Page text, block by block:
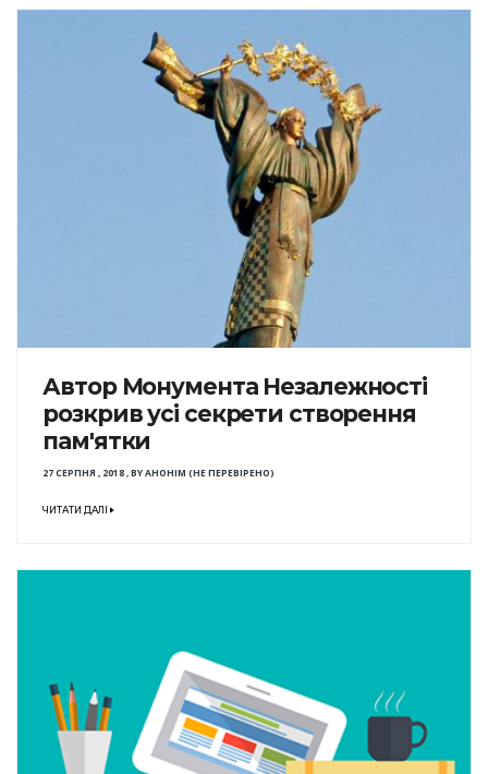
Автор Монумента Незалежності
розкрив усі секрети створення
пам'ятки
27 СЕРПНЯ , 2018,BYАНОНІМ (НЕ ПЕРЕВІРЕНО)
ЧИТАТИ ДАЛІ